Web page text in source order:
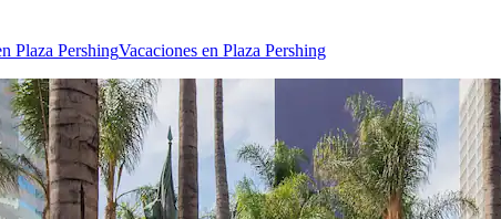
Plaza PershingVacaciones en Plaza Pershing